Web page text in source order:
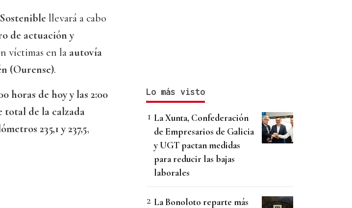
llevará a cabo
de actuación y
víctimas en la autovía
(Ourense).
horas de hoy y las 2:00
total de la calzada
235,1 y 237,5,
Lo más visto
La Xunta, Confederación
de Empresarios de Galicia
y UGT pactan medidas
para reducir las bajas
laborales
La Bonoloto reparte más